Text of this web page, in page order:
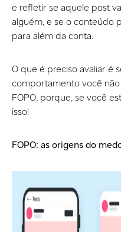
e refletir se aquele post
alguém, e se o conteúdo
para além da conta.
O que é preciso avaliar é
comportamento você
FOPO, porque, se você
isso!
FOPO: as origens do